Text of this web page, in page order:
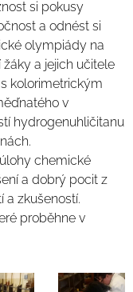
si pokusy
a odnést si
olympiády na
a jejich učitele
kolorimetrickým
v
hydrogenuhličitanu
chemické
a dobrý pocit z
a zkušeností.
proběhne v